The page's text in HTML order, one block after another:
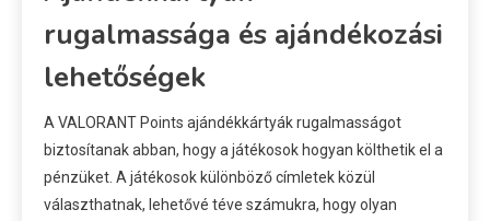
rugalmassága és ajándékozási
lehetőségek
A VALORANT Points ajándékkártyák rugalmasságot
biztosítanak abban, hogy a játékosok hogyan költhetik el a
pénzüket. A játékosok különböző címletek közül
választhatnak, lehetővé téve számukra, hogy olyan